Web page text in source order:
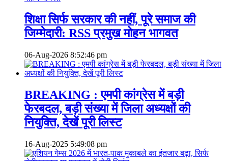
शिक्षा सिर्फ सरकार की नहीं, पूरे समाज की
जिम्मेदारी: RSS प्रमुख मोहन भागवत
06-Aug-2026 8:52:46 pm
BREAKING : एमपी कांग्रेस में बड़ी
फेरबदल, बड़ी संख्या में जिला अध्यक्षों की
नियुक्ति, देखें पूरी लिस्ट
16-Aug-2025 5:49:08 pm